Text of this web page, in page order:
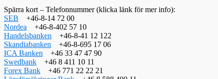
Spärra kort – Telefonnummer (klicka länk för mer info):
SEB +46-8-14 72 00
Nordea +46-8-402 57 10
Handelsbanken +46-8-41 12 122
Skandiabanken +46-8-695 17 06
ICA Banken +46 33 47 47 90
Swedbank +46 8 411 10 11
Forex Bank +46 771 22 22 21